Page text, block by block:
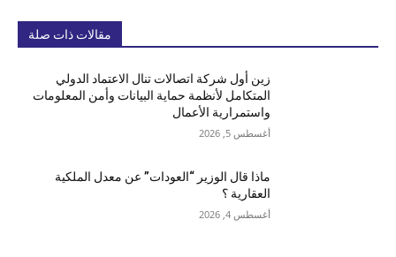
مقالات ذات صلة
زين أول شركة اتصالات تنال الاعتماد الدولي
المتكامل لأنظمة حماية البيانات وأمن المعلومات
واستمرارية الأعمال
أغسطس 5, 2026
ماذا قال الوزير “العودات” عن معدل الملكية
العقارية ؟
أغسطس 4, 2026